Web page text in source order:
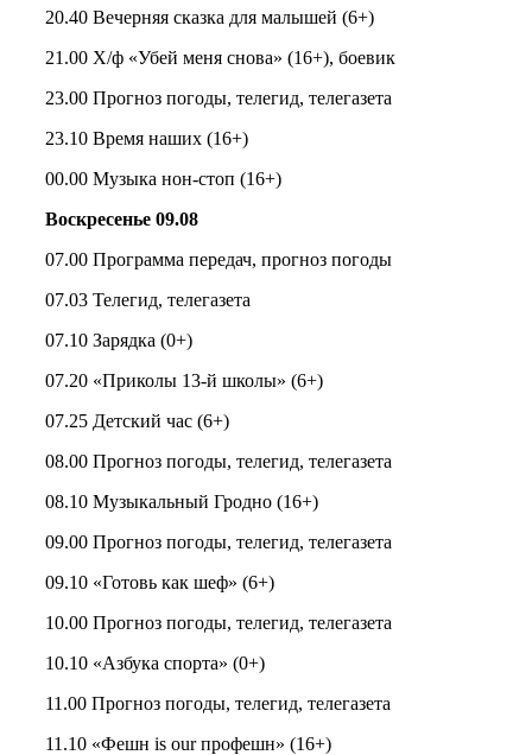
20.40 Вечерняя сказка для малышей (6+)
21.00 Х/ф «Убей меня снова» (16+), боевик
23.00 Прогноз погоды, телегид, телегазета
23.10 Время наших (16+)
00.00 Музыка нон-стоп (16+)
Воскресенье 09.08
07.00 Программа передач, прогноз погоды
07.03 Телегид, телегазета
07.10 Зарядка (0+)
07.20 «Приколы 13-й школы» (6+)
07.25 Детский час (6+)
08.00 Прогноз погоды, телегид, телегазета
08.10 Музыкальный Гродно (16+)
09.00 Прогноз погоды, телегид, телегазета
09.10 «Готовь как шеф» (6+)
10.00 Прогноз погоды, телегид, телегазета
10.10 «Азбука спорта» (0+)
11.00 Прогноз погоды, телегид, телегазета
11.10 «Фешн is our профешн» (16+)